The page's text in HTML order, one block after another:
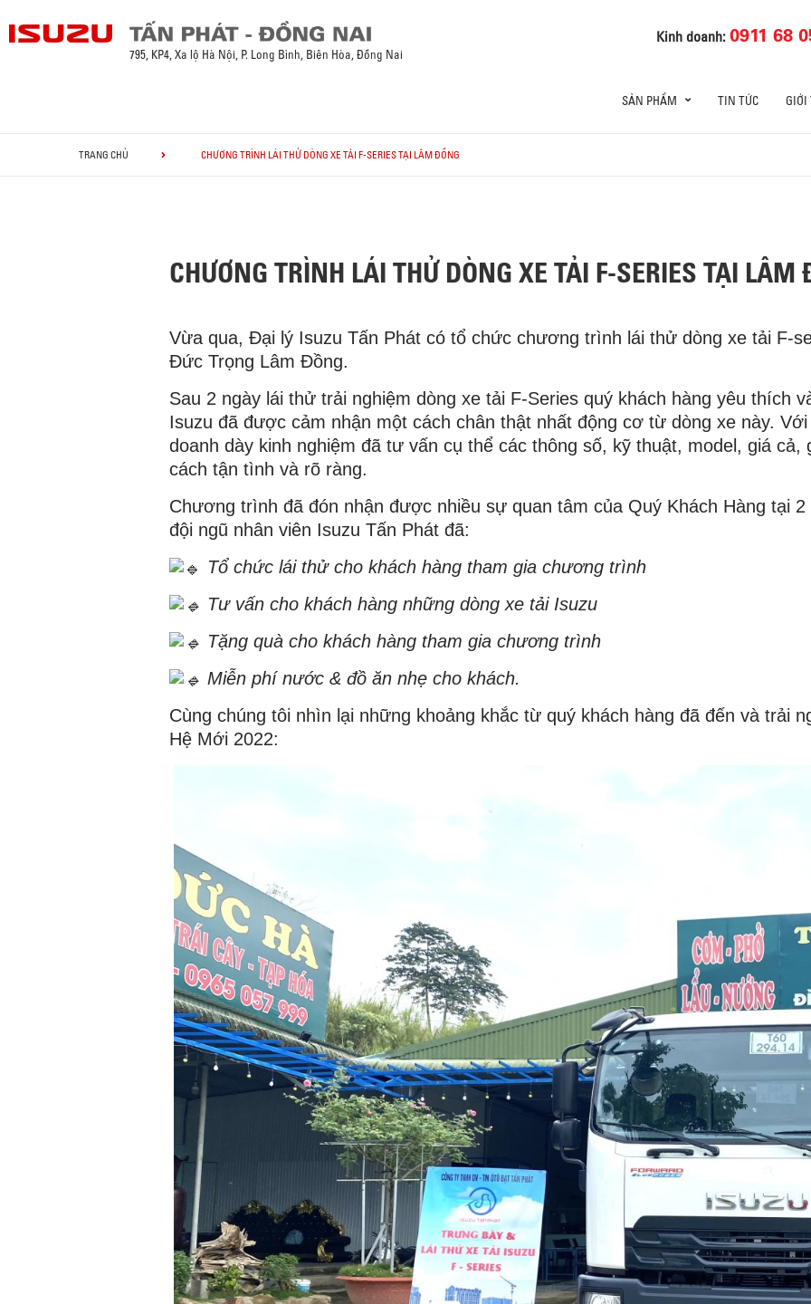
Kinh doanh:0911 68
795, KP4, Xa lộ Hà Nội, P. Long Bình, Biên Hòa, Đồng Nai
SẢN PHẨM TIN TỨC GIỚI
TRANG CHỦ CHƯƠNG TRÌNH LÁI THỬ DÒNG XE TẢI F-SERIES TẠI LÂM ĐỒNG
CHƯƠNG TRÌNH LÁI THỬ DÒNG XE TẢI F-SERIES TẠI LÂM
Vừa qua, Đại lý Isuzu Tấn Phát có tổ chức chương trình lái thử dòng xe tải F-
Đức Trọng Lâm Đồng.
Sau 2 ngày lái thử trải nghiệm dòng xe tải F-Series quý khách hàng yêu thích
Isuzu đã được cảm nhận một cách chân thật nhất động cơ từ dòng xe này.
doanh dày kinh nghiệm đã tư vấn cụ thể các thông số, kỹ thuật, model, giá cả,
cách tận tình và rõ ràng.
Chương trình đã đón nhận được nhiều sự quan tâm của Quý Khách Hàng tại
đội ngũ nhân viên Isuzu Tấn Phát đã:
Tổ chức lái thử cho khách hàng tham gia chương trình
Tư vấn cho khách hàng những dòng xe tải Isuzu
Tặng quà cho khách hàng tham gia chương trình
Miễn phí nước & đồ ăn nhẹ cho khách.
Cùng chúng tôi nhìn lại những khoảng khắc từ quý khách hàng đã đến và trải
Hệ Mới 2022: